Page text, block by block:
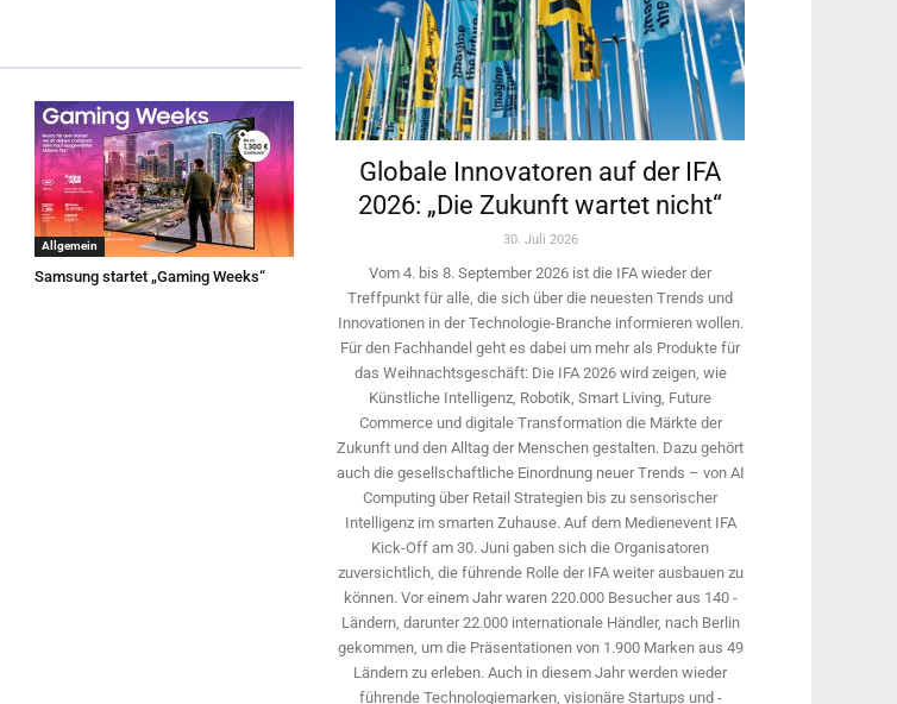
Allgemein
Samsung startet „Gaming Weeks“
Globale Innovatoren auf der IFA
2026: „Die Zukunft wartet nicht“
30. Juli 2026
Vom 4. bis 8. September 2026 ist die IFA wieder der
Treffpunkt für alle, die sich über die neuesten Trends und
Innovationen in der Technologie-­Branche informieren wollen.
Für den Fachhandel geht es dabei um mehr als Produkte für
das Weihnachtsgeschäft: Die IFA 2026 wird ­zeigen, wie
Künstliche Intelligenz, Robotik, Smart Living, Future
Commerce und digitale Trans­formation die Märkte der
Zukunft und den Alltag der Menschen gestalten. Dazu gehört
auch die gesellschaftliche Einordnung neuer Trends – von AI
Computing über Retail Strategien bis zu sensorischer
Intelligenz im smarten Zuhause. Auf dem Medien­event IFA
Kick-Off am 30. Juni gaben sich die Organisatoren
zuversichtlich, die führende Rolle der IFA weiter ausbauen zu
können. Vor einem Jahr ­waren 220.000 Besucher aus 140 ­
Ländern, ­darunter 22.000 internationale Händler, nach Berlin
gekommen, um die Präsen­tationen von 1.900 Marken aus 49
Ländern zu erleben. Auch in diesem Jahr werden wieder
führende Technologiemarken, visionäre Startups und ­